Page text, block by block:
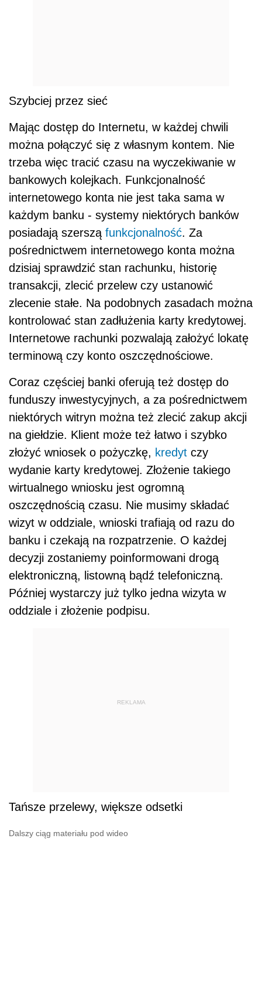
Szybciej przez sieć
Mając dostęp do Internetu, w każdej chwili
można połączyć się z własnym kontem. Nie
trzeba więc tracić czasu na wyczekiwanie w
bankowych kolejkach. Funkcjonalność
internetowego konta nie jest taka sama w
każdym banku - systemy niektórych banków
posiadają szerszą funkcjonalność. Za
pośrednictwem internetowego konta można
dzisiaj sprawdzić stan rachunku, historię
transakcji, zlecić przelew czy ustanowić
zlecenie stałe. Na podobnych zasadach można
kontrolować stan zadłużenia karty kredytowej.
Internetowe rachunki pozwalają założyć lokatę
terminową czy konto oszczędnościowe.
Coraz częściej banki oferują też dostęp do
funduszy inwestycyjnych, a za pośrednictwem
niektórych witryn można też zlecić zakup akcji
na giełdzie. Klient może też łatwo i szybko
złożyć wniosek o pożyczkę, kredyt czy
wydanie karty kredytowej. Złożenie takiego
wirtualnego wniosku jest ogromną
oszczędnością czasu. Nie musimy składać
wizyt w oddziale, wnioski trafiają od razu do
banku i czekają na rozpatrzenie. O każdej
decyzji zostaniemy poinformowani drogą
elektroniczną, listowną bądź telefoniczną.
Później wystarczy już tylko jedna wizyta w
oddziale i złożenie podpisu.
REKLAMA
Tańsze przelewy, większe odsetki
Dalszy ciąg materiału pod wideo